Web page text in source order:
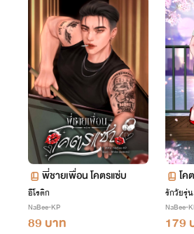
พี่ชายเพื่อน โคตรแซ่บ
อีโรติก
NaBee-KP
89 บาท
โค
รักวัยรุ่น
NaBee-
179